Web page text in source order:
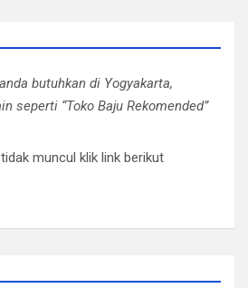
butuhkan di Yogyakarta,
seperti “Toko Baju Rekomended”
muncul klik link berikut